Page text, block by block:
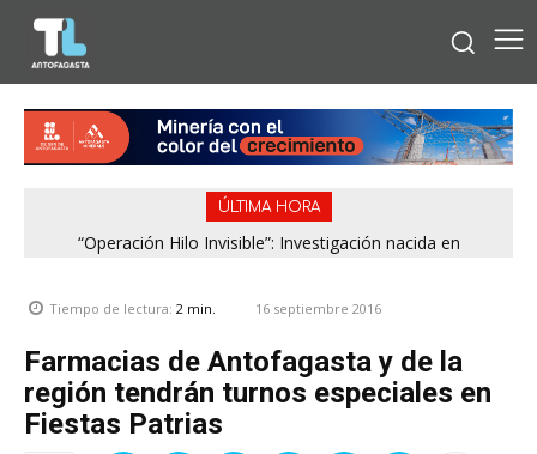
ÚLTIMA HORA
“Operación Hilo Invisible”: Investigación nacida en
Tiempo de lectura: 2 min. 16 septiembre 2016
Farmacias de Antofagasta y de la
región tendrán turnos especiales en
Fiestas Patrias